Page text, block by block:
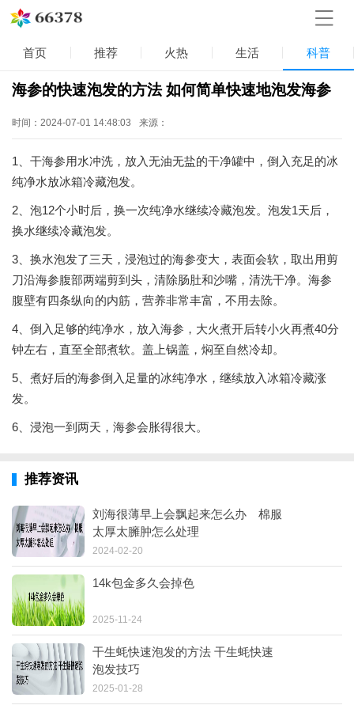
首页 推荐 火热 生活 科普
海参的快速泡发的方法 如何简单快速地泡发海参
时间：2024-07-01 14:48:03 来源：
1、干海参用水冲洗，放入无油无盐的干净罐中，倒入充足的冰
纯净水放冰箱冷藏泡发。
2、泡12个小时后，换一次纯净水继续冷藏泡发。泡发1天后，
换水继续冷藏泡发。
3、换水泡发了三天，浸泡过的海参变大，表面会软，取出用剪
刀沿海参腹部两端剪到头，清除肠肚和沙嘴，清洗干净。海参
腹壁有四条纵向的内筋，营养非常丰富，不用去除。
4、倒入足够的纯净水，放入海参，大火煮开后转小火再煮40分
钟左右，直至全部煮软。盖上锅盖，焖至自然冷却。
5、煮好后的海参倒入足量的冰纯净水，继续放入冰箱冷藏涨
发。
6、浸泡一到两天，海参会胀得很大。
推荐资讯
刘海很薄早上会飘起来怎么办 棉服
太厚太臃肿怎么处理
2024-02-20
14k包金多久会掉色
2025-11-24
干生蚝快速泡发的方法 干生蚝快速
泡发技巧
2025-01-28